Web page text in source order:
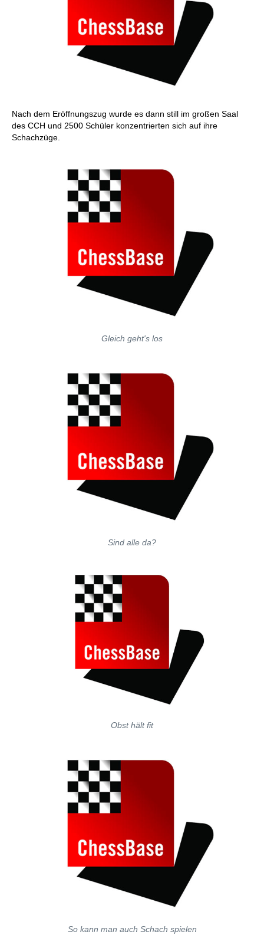
Nach dem Eröffnungszug wurde es dann still im großen Saal
des CCH und 2500 Schüler konzentrierten sich auf ihre
Schachzüge.
Gleich geht's los
Sind alle da?
Obst hält fit
So kann man auch Schach spielen